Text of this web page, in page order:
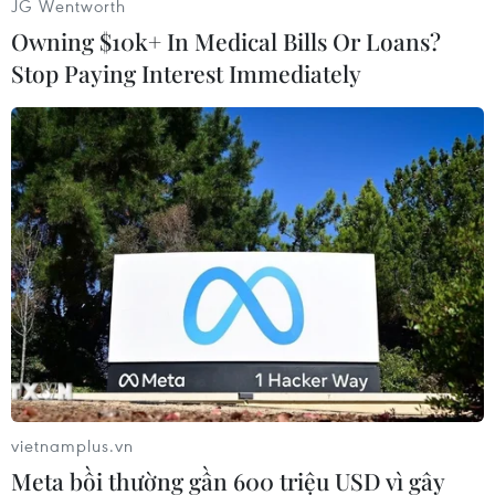
#Sở Giao thông Vận tải Hà Nội
#xe ôtô trên 16 chỗ
#phố cổ
TP. Hà Nội
JG Wentworth
Owning $10k+ In Medical Bills Or Loans?
Stop Paying Interest Immediately
vietnamplus.vn
Meta bồi thường gần 600 triệu USD vì gây